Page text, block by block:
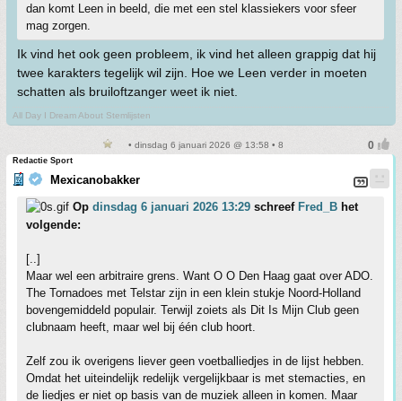
dan komt Leen in beeld, die met een stel klassiekers voor sfeer
mag zorgen.
Ik vind het ook geen probleem, ik vind het alleen grappig dat hij
twee karakters tegelijk wil zijn. Hoe we Leen verder in moeten
schatten als bruiloftzanger weet ik niet.
All Day I Dream About Stemlijsten
• dinsdag 6 januari 2026 @ 13:58 • 8
Redactie Sport
Mexicanobakker
Op dinsdag 6 januari 2026 13:29 schreef Fred_B het
volgende:
[..]
Maar wel een arbitraire grens. Want O O Den Haag gaat over ADO.
The Tornadoes met Telstar zijn in een klein stukje Noord-Holland
bovengemiddeld populair. Terwijl zoiets als Dit Is Mijn Club geen
clubnaam heeft, maar wel bij één club hoort.
Zelf zou ik overigens liever geen voetballiedjes in de lijst hebben.
Omdat het uiteindelijk redelijk vergelijkbaar is met stemacties, en
de liedjes er niet op basis van de muziek alleen in komen. Maar